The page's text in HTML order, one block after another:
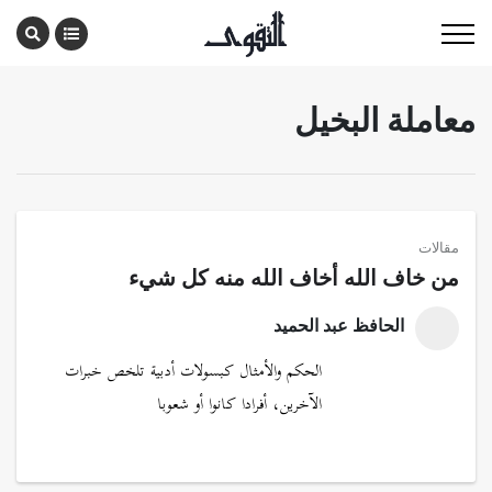
معاملة البخيل
مقالات
من خاف الله أخاف الله منه كل شيء
الحافظ عبد الحميد
الحكم والأمثال كبسولات أدبية تلخص خبرات
الآخرين، أفرادا كانوا أو شعوبا